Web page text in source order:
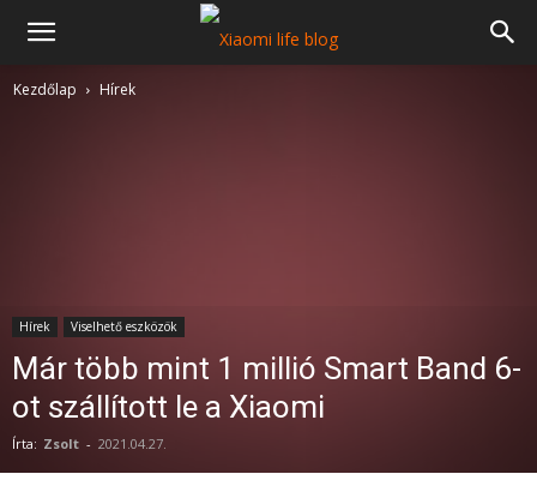
Kezdőlap Hírek
Hírek Viselhető eszközök
Már több mint 1 millió Smart Band 6-
ot szállított le a Xiaomi
Írta: Zsolt - 2021.04.27.